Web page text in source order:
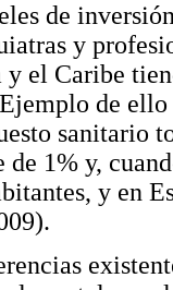
de
y
el Caribe
de ello
sanitario
1% y,
y en